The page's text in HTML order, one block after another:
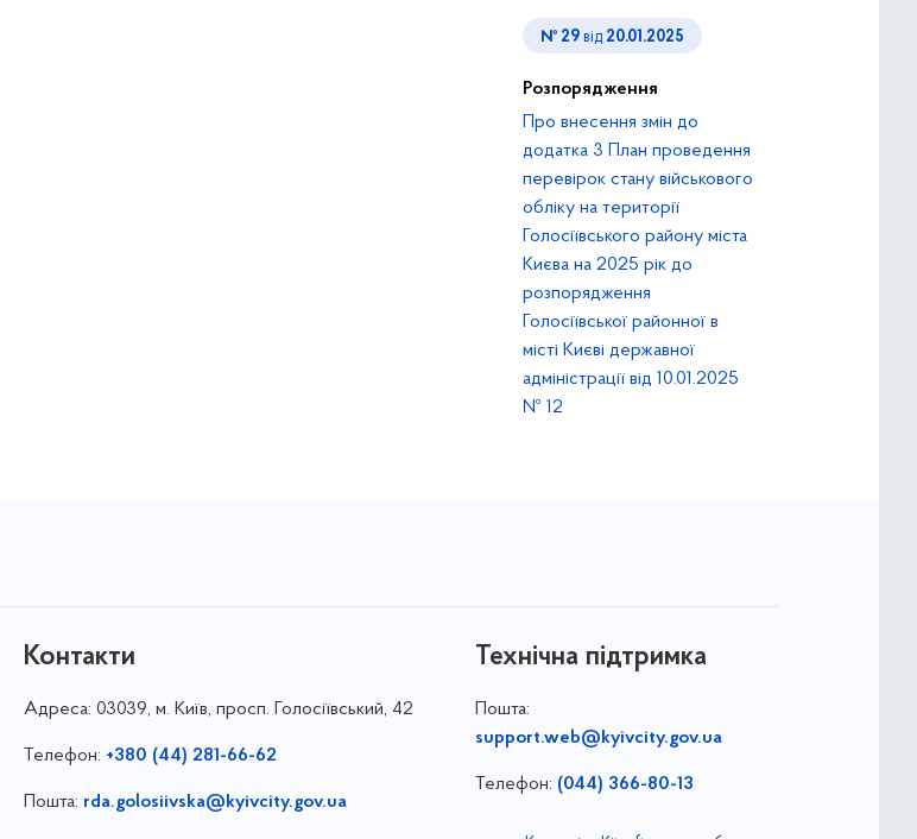
№ 29 від 20.01.2025
Розпорядження
Про внесення змін до
додатка 3 План проведення
перевірок стану військового
обліку на території
Голосіївського району міста
Києва на 2025 рік до
розпорядження
Голосіївської районної в
місті Києві державної
адміністрації від 10.01.2025
№ 12
Контакти
Адреса: 03039, м. Київ, просп. Голосіївський, 42
Телефон: +380 (44) 281-66-62
Пошта: rda.golosiivska@kyivcity.gov.ua
Технічна підтримка
Пошта:
support.web@kyivcity.gov.ua
Телефон: (044) 366-80-13